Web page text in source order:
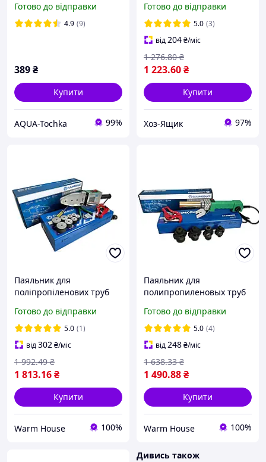
Готово до відправки
4.9 (9)
389₴
Купити
AQUA-Tochka 99%
"EUROPRODUCT"
(трубчастий)
Готово до відправки
5.0 (3)
від204₴/міс
1 223.60₴
1 276.80 ₴
Купити
Хоз-Ящик 97%
Паяльник для
поліпропіленових труб
WM05 EUROPRODUCT,
1500W
Готово до відправки
5.0 (1)
від302₴/міс
1 813.16₴
1 992.49 ₴
Купити
Warm House 100%
Паяльник для
полипропиленовых труб
32mm EUROPRODUCT
WM02R, 900W
Готово до відправки
5.0 (4)
від248₴/міс
1 490.88₴
1 638.33 ₴
Купити
Warm House 100%
Дивись також